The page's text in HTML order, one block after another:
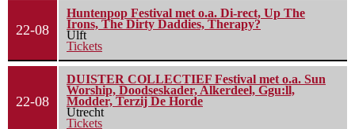
22-08
Huntenpop Festival met o.a. Di-rect, Up The
Irons, The Dirty Daddies, Therapy?
Ulft
Tickets
22-08
DUISTER COLLECTIEF Festival met o.a. Sun
Worship, Doodseskader, Alkerdeel, Ggu:ll,
Modder, Terzij De Horde
Utrecht
Tickets